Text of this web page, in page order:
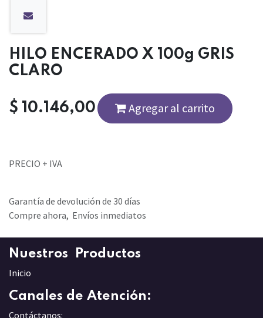
HILO ENCERADO X 100g GRIS
CLARO
$ 10.146,00 Agregar al carrito
PRECIO + IVA
Garantía de devolución de 30 días
Compre ahora, Envíos inmediatos
Nuestros Productos
Inicio
Canales de Atención:
Contáctanos: